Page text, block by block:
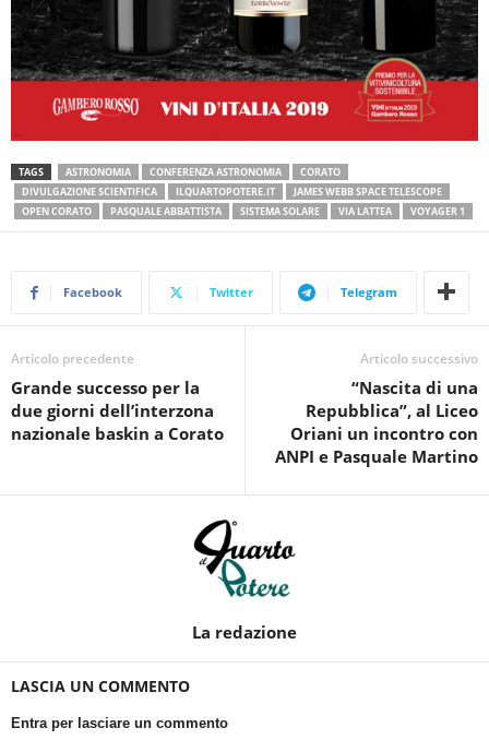
TAGS ASTRONOMIA CONFERENZA ASTRONOMIA
CORATO
DIVULGAZIONE SCIENTIFICA
ILQUARTOPOTERE.IT
JAMES WEBB SPACE TELESCOPE
OPEN CORATO
PASQUALE ABBATTISTA SISTEMA SOLARE VIA LATTEA VOYAGER 1
Facebook Twitter Telegram
Articolo precedente
Grande successo per la
due giorni dell’interzona
nazionale baskin a Corato
Articolo successivo
“Nascita di una
Repubblica”, al Liceo
Oriani un incontro con
ANPI e Pasquale Martino
La redazione
LASCIA UN COMMENTO
Entra per lasciare un commento